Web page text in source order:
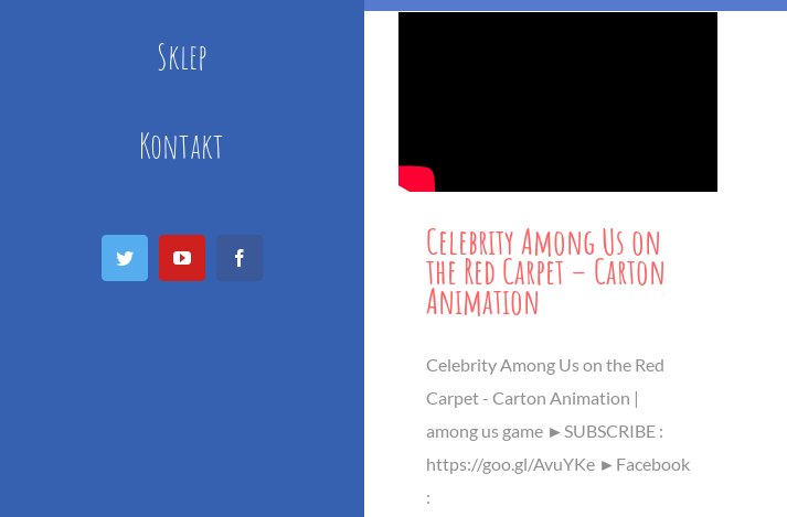
Sklep
Kontakt
Twitter YouTube Celebrity Among Us on
the Red Carpet – Carton
Animation
Celebrity Among Us on the Red
Carpet - Carton Animation |
among us game ►SUBSCRIBE :
https://goo.gl/AvuYKe ►Facebook
: